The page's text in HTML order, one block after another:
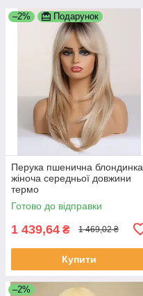
–2% Подарунок
Перука пшенична блондинка
жіноча середньої довжини
термо
Готово до відправки
1 439,64 ₴ 1 469,02 ₴
Купити
–2%